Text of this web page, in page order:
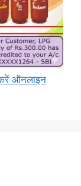
ऑनलाइन